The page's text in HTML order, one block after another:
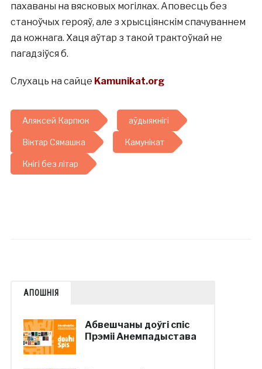
пахаваны на вясковых могілках. Аповесць без
станоўчых герояў, але з хрысціянскім спачуваннем
да кожнага. Хаця аўтар з такой трактоўкай не
пагадзіўся б.
Слухаць на сайце Kamunikat.org
Аляксей Карпюк аўдыякнігі
Віктар Сямашка Камунікат
Кнігі без літар
АПОШНІЯ
Абвешчаны доўгі спіс
Прэміі Анемпадыстава